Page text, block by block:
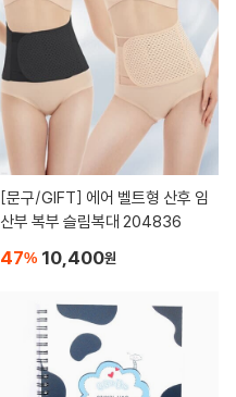
[문구/GIFT]
산부 복부 슬림복대 204836
47% 10,400원